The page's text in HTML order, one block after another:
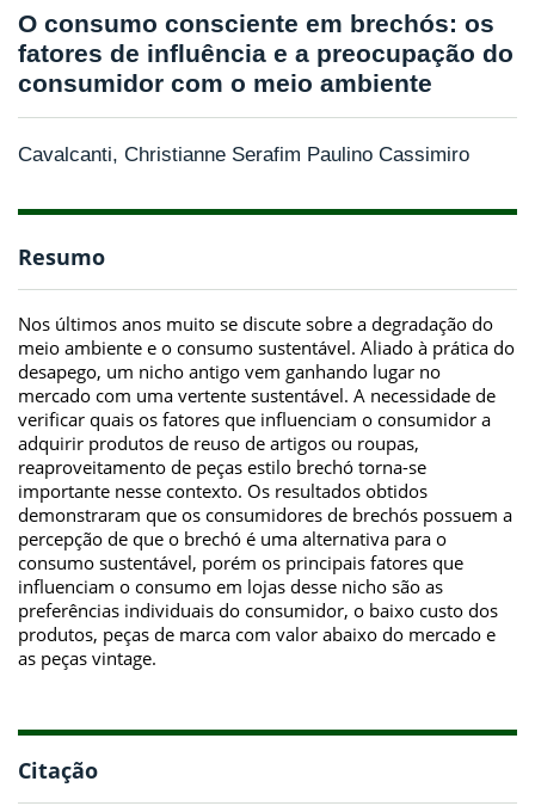
O consumo consciente em brechós: os
fatores de influência e a preocupação do
consumidor com o meio ambiente
Cavalcanti, Christianne Serafim Paulino Cassimiro
Resumo
Nos últimos anos muito se discute sobre a degradação do
meio ambiente e o consumo sustentável. Aliado à prática do
desapego, um nicho antigo vem ganhando lugar no
mercado com uma vertente sustentável. A necessidade de
verificar quais os fatores que influenciam o consumidor a
adquirir produtos de reuso de artigos ou roupas,
reaproveitamento de peças estilo brechó torna-se
importante nesse contexto. Os resultados obtidos
demonstraram que os consumidores de brechós possuem a
percepção de que o brechó é uma alternativa para o
consumo sustentável, porém os principais fatores que
influenciam o consumo em lojas desse nicho são as
preferências individuais do consumidor, o baixo custo dos
produtos, peças de marca com valor abaixo do mercado e
as peças vintage.
Citação